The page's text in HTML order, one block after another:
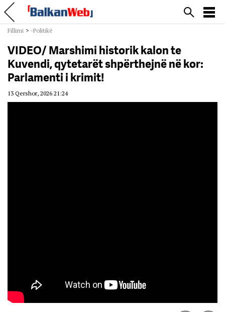
Fillimi > -Politikë
VIDEO/ Marshimi historik kalon te
Kuvendi, qytetarët shpërthejnë në kor:
Parlamenti i krimit!
13 Qershor, 2026 21:24